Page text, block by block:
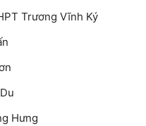
Trương Vĩnh Ký
Hưng